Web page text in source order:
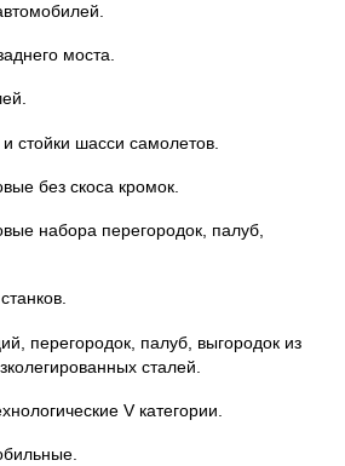
моста.
стойки шасси самолетов.
без скоса кромок.
набора перегородок, палуб,
перегородок, палуб, выгородок из
сталей.
V категории.